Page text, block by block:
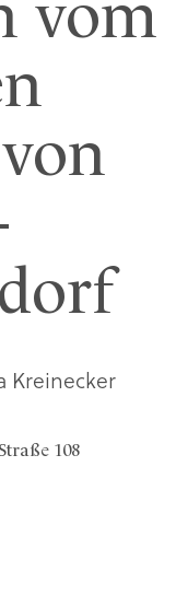
vom
Kreinecker
108